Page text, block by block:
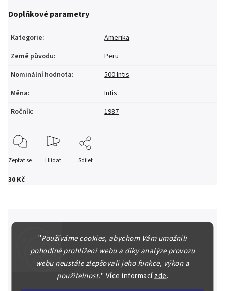
"Používáme cookies, abychom Vám umožnili
pohodlné prohlížení webu a díky analýze provozu
webu neustále zlepšovali jeho funkce, výkon a
použitelnost." Více informacízde.
30 Kč
Doplňkové parametry
Kategorie:
Amerika
Země původu:
Peru
Nominální hodnota:
500 Intis
Měna:
Intis
Ročník: 1987
Zeptat se Hlídat Sdílet
Špičkové služby za nejlepší ceny
Náš kolektiv specialistů a znalců se Vám bude plně věnovat.
Posoudíme kvalitu a pravost Vašeho materiálu, prodáme v naší
aukci nebo Vám poradíme kam investovat.